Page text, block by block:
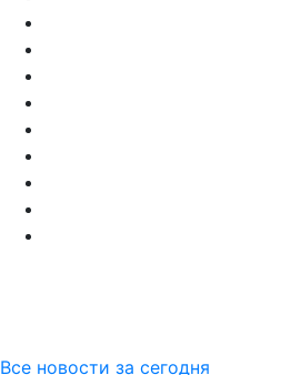
Все новости за сегодня